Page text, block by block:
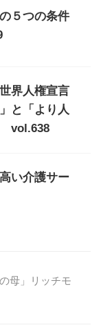
５つの条件
界人権宣言
と「より人
vol.638
い介護サー
母」リッチモ